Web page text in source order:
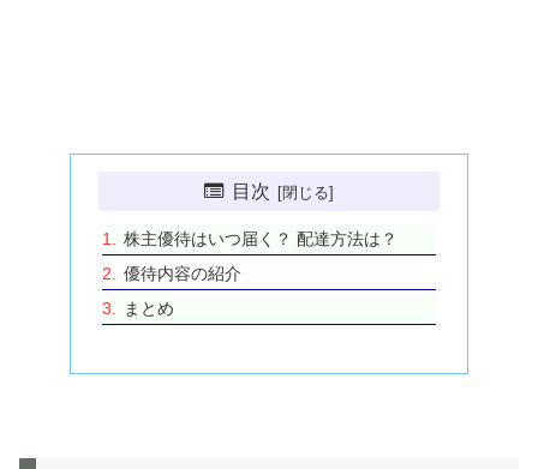
目次
株主優待はいつ届く？ 配達方法は？
優待内容の紹介
まとめ